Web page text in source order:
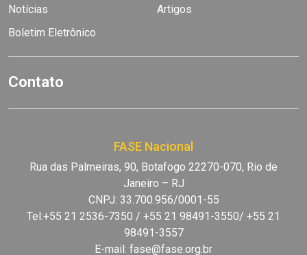
Notícias
Artigos
Boletim Eletrônico
Contato
FASE Nacional
Rua das Palmeiras, 90, Botafogo 22270-070, Rio de
Janeiro – RJ
CNPJ: 33.700.956/0001-55
Tel:+55 21 2536-7350 / +55 21 98491-3550/ +55 21
98491-3557
E-mail: fase@fase.org.br